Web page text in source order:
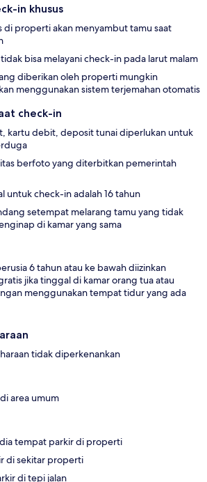
in khusus
di properti akan menyambut tamu saat
bisa melayani check-in pada larut malam
diberikan oleh properti mungkin
menggunakan sistem terjemahan otomatis
check-in
kartu debit, deposit tunai diperlukan untuk
berfoto yang diterbitkan pemerintah
untuk check-in adalah 16 tahun
setempat melarang tamu yang tidak
di kamar yang sama
6 tahun atau ke bawah diizinkan
jika tinggal di kamar orang tua atau
menggunakan tempat tidur yang ada
tidak diperkenankan
area umum
tempat parkir di properti
di sekitar properti
di tepi jalan